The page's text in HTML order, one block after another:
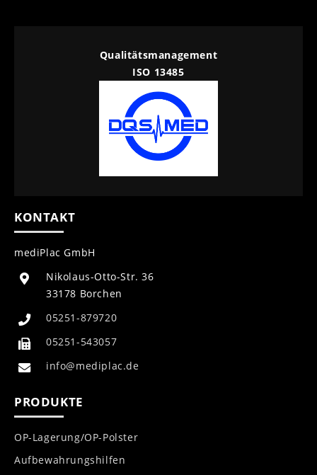
Qualitätsmanagement
ISO 13485
KONTAKT
mediPlac GmbH
Nikolaus-Otto-Str. 36
33178 Borchen
05251-879720
05251-543057
info@mediplac.de
PRODUKTE
OP-Lagerung/OP-Polster
Aufbewahrungshilfen